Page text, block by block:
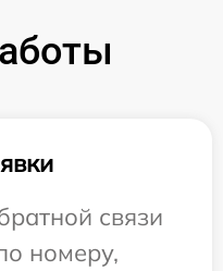
связи
номеру,